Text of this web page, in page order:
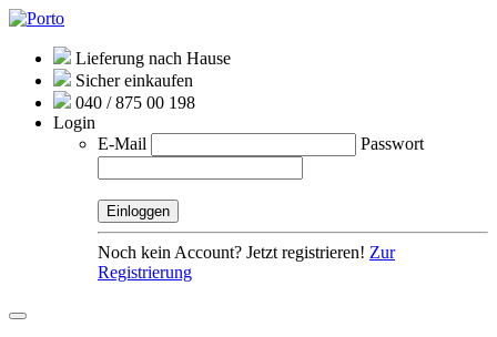
Lieferung nach Hause
Sicher einkaufen
040 / 875 00 198
Login
E-Mail
Passwort
Noch kein Account? Jetzt registrieren! Zur
Registrierung